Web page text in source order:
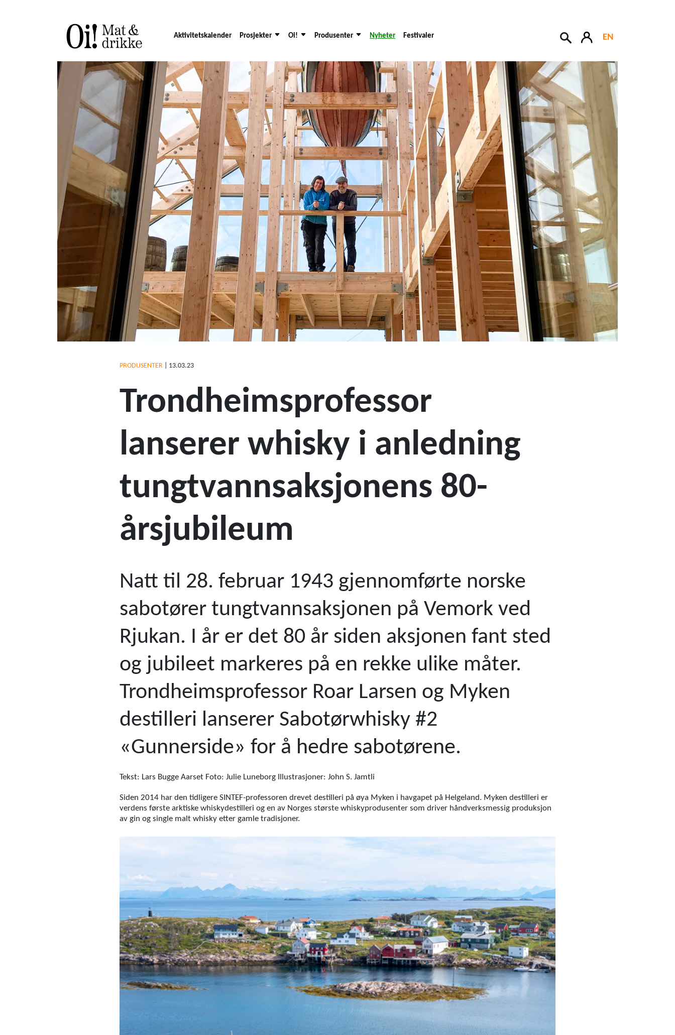
Aktivitetskalender Prosjekter Oi! Produsenter Nyheter Festivaler Søk EN
PRODUSENTER| 13.03.23
Trondheimsprofessor
lanserer whisky i anledning
tungtvannsaksjonens 80-
årsjubileum
Natt til 28. februar 1943 gjennomførte norske
sabotører tungtvannsaksjonen på Vemork ved
Rjukan. I år er det 80 år siden aksjonen fant sted
og jubileet markeres på en rekke ulike måter.
Trondheimsprofessor Roar Larsen og Myken
destilleri lanserer Sabotørwhisky #2
«Gunnerside» for å hedre sabotørene.
Tekst: Lars Bugge Aarset Foto: Julie Luneborg Illustrasjoner: John S. Jamtli
Siden 2014 har den tidligere SINTEF-professoren drevet destilleri på øya Myken i havgapet på Helgeland. Myken destilleri er
verdens første arktiske whiskydestilleri og en av Norges største whiskyprodusenter som driver håndverksmessig produksjon
av gin og single malt whisky etter gamle tradisjoner.